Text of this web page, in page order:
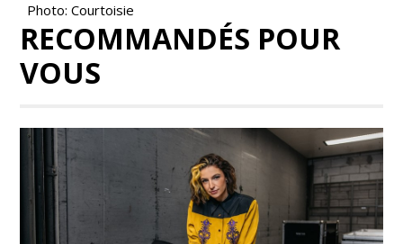
Photo: Courtoisie
RECOMMANDÉS POUR
VOUS